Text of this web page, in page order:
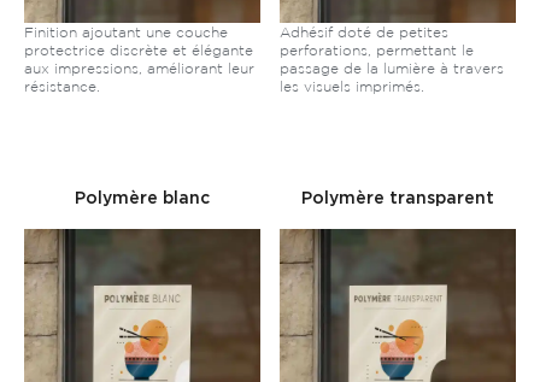
Finition ajoutant une couche
protectrice discrète et élégante
aux impressions, améliorant leur
résistance.
Adhésif doté de petites
perforations, permettant le
passage de la lumière à travers
les visuels imprimés.
Polymère blanc Polymère transparent